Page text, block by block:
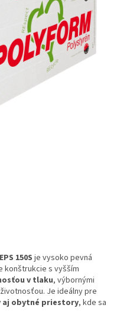
150S je vysoko pevná
konštrukcie s vyšším
v tlaku, výbornými
Je ideálny pre
aj obytné priestory, kde sa